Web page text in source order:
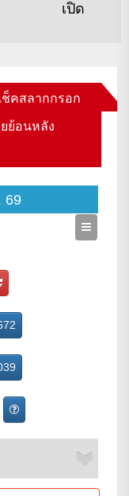
เปิด
ช็คสลากกรอก
ย้อนหลัง